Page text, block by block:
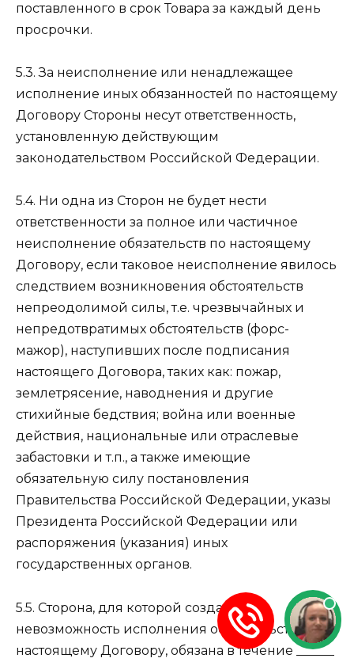
поставленного в срок Товара за каждый день
просрочки.
5.3. За неисполнение или ненадлежащее
исполнение иных обязанностей по настоящему
Договору Стороны несут ответственность,
установленную действующим
законодательством Российской Федерации.
5.4. Ни одна из Сторон не будет нести
ответственности за полное или частичное
неисполнение обязательств по настоящему
Договору, если таковое неисполнение явилось
следствием возникновения обстоятельств
непреодолимой силы, т.е. чрезвычайных и
непредотвратимых обстоятельств (форс-
мажор), наступивших после подписания
настоящего Договора, таких как: пожар,
землетрясение, наводнения и другие
стихийные бедствия; война или военные
действия, национальные или отраслевые
забастовки и т.п., а также имеющие
обязательную силу постановления
Правительства Российской Федерации, указы
Президента Российской Федерации или
распоряжения (указания) иных
государственных органов.
5.5. Сторона, для которой создана
невозможность исполнения обязательств по
настоящему Договору, обязана в течение ______